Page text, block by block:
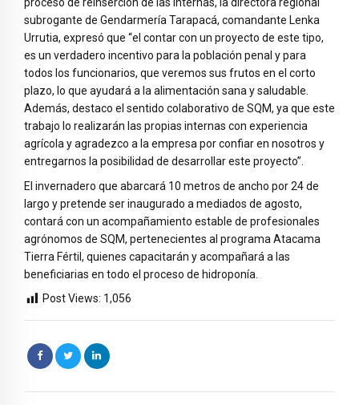
subrogante de Gendarmería Tarapacá, comandante Lenka
Urrutia, expresó que “el contar con un proyecto de este tipo,
es un verdadero incentivo para la población penal y para
todos los funcionarios, que veremos sus frutos en el corto
plazo, lo que ayudará a la alimentación sana y saludable.
Además, destaco el sentido colaborativo de SQM, ya que este
trabajo lo realizarán las propias internas con experiencia
agrícola y agradezco a la empresa por confiar en nosotros y
entregarnos la posibilidad de desarrollar este proyecto”.
El invernadero que abarcará 10 metros de ancho por 24 de
largo y pretende ser inaugurado a mediados de agosto,
contará con un acompañamiento estable de profesionales
agrónomos de SQM, pertenecientes al programa Atacama
Tierra Fértil, quienes capacitarán y acompañará a las
beneficiarias en todo el proceso de hidroponía.
Post Views: 1,056